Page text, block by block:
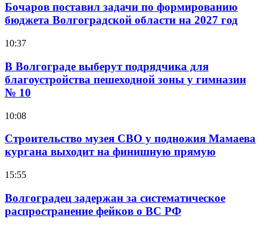
Бочаров поставил задачи по формированию
бюджета Волгоградской области на 2027 год
10:37
В Волгограде выберут подрядчика для
благоустройства пешеходной зоны у гимназии
№ 10
10:08
Строительство музея СВО у подножия Мамаева
кургана выходит на финишную прямую
15:55
Волгоградец задержан за систематическое
распространение фейков о ВС РФ